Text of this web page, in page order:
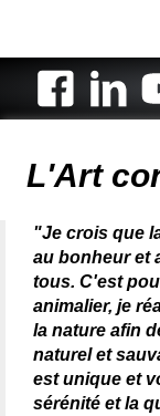
L'Art
"Je crois que
au bonheur et
tous. C'est
animalier, je
la nature afin
naturel et
est unique et
sérénité et la